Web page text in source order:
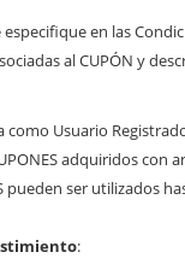
especifique en las
al CUPÓN y
como Usuario
adquiridos con
pueden ser utilizados
: